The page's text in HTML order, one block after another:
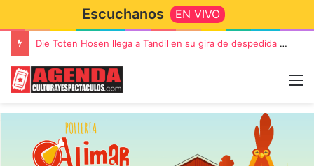
Escuchanos EN VIVO
Die Toten Hosen llega a Tandil en su gira de despedida «Fútbol, Asado, Vino y Adiós Amigos»